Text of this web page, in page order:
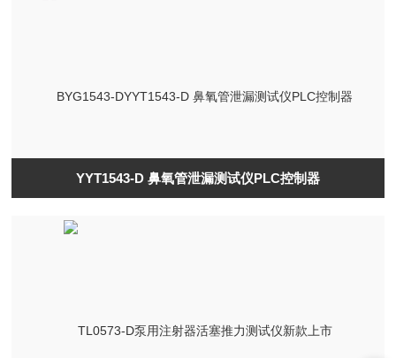
YYT1543-D 鼻氧管泄漏测试仪PLC控制器